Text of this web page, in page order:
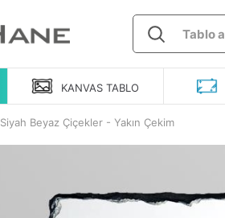
KANVAS TABLO
Siyah Beyaz Çiçekler - Yakın Çekim